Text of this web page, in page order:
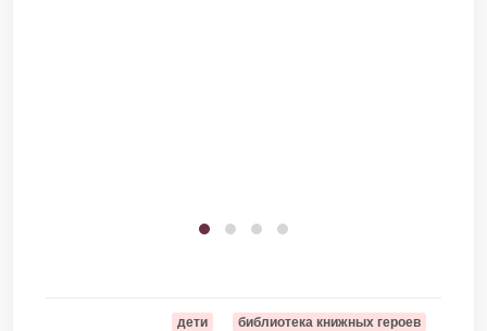
дети библиотека книжных героев